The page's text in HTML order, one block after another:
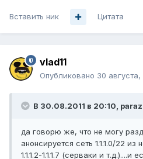
Вставить ник Цитата
vlad11
Опубликовано 30 августа,
В 30.08.2011 в 20:10,
да говорю же, что не могу
анонсируется сеть 1.1.1.0/22 из
1.1.1.2-1.1.1.7 (серваки и т.д.)....и